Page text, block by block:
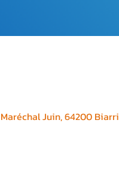
Maréchal Juin, 64200